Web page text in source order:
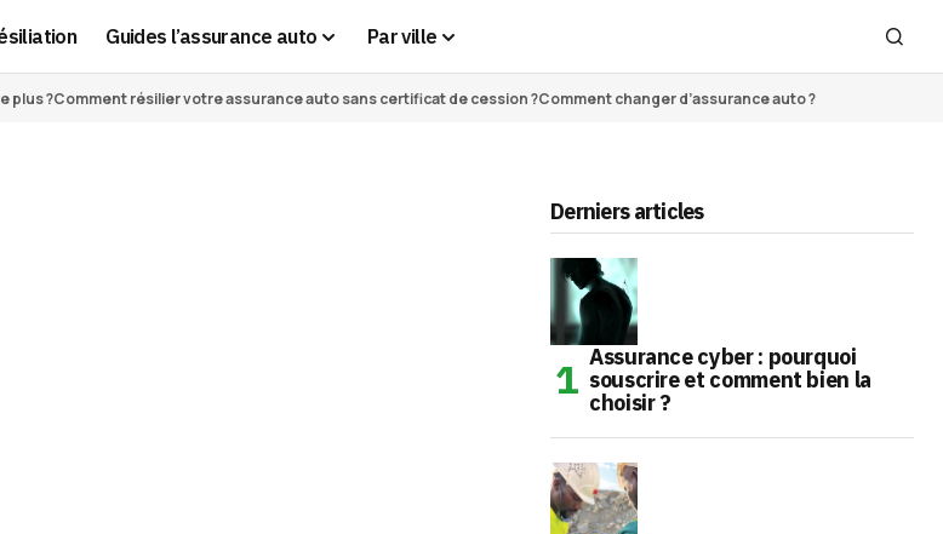
Guides l’assurance auto Par ville
plus ?Comment résilier votre assurance auto sans certificat de cession ?Comment changer d’assurance auto ?
Derniers articles
Assurance cyber : pourquoi
souscrire et comment bien la
choisir ?